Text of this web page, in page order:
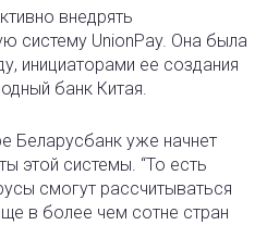
внедрять
систему UnionPay. Она была
инициаторами ее создания
банк Китая.
Беларусбанк уже начнет
этой системы. “То есть
смогут рассчитываться
в более чем сотне стран